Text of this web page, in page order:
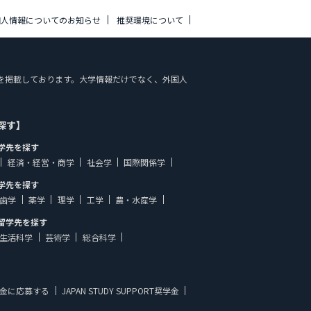
情報についてのお知らせ 推奨環境について
載しております。大学情報だけでなく、外国人
】
先を探す
経済・経営・商学
社会学
国際関係学
先を探す
学
薬学 理学 工学
農・水産学
学先を探す
生活科学
芸術学 総合科学
に応募する JAPAN STUDY SUPPORT奨学金